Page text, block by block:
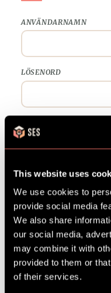
This website uses
We use cookies to
provide social media
We also share
our social media,
may combine it with
provided to them or
of their services.
ANVÄNDARNAMN
LÖSENORD
ÅLDERSGRUPP